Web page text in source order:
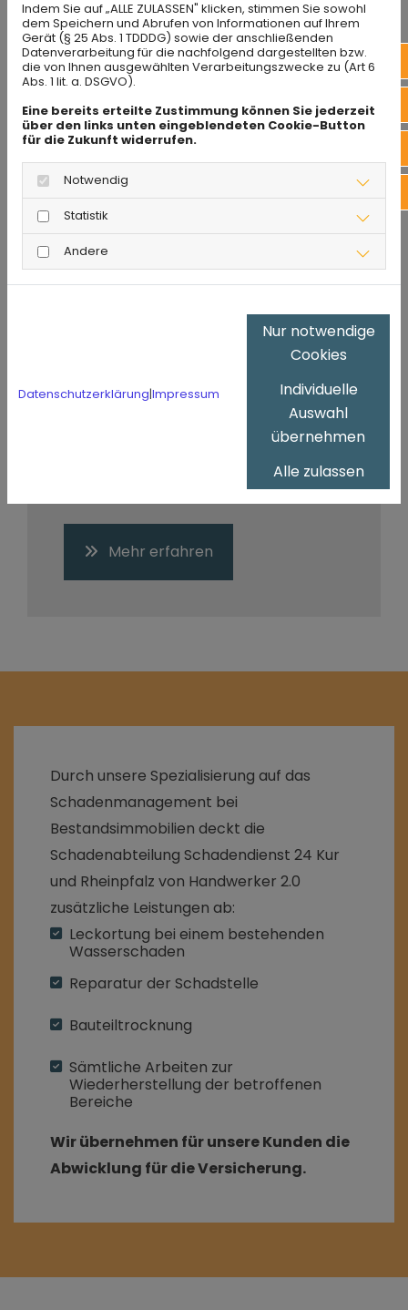
leistungsgerechte Bezahlung,
umfangreiche Sozialleistungen und
Mehr erfahren
Durch unsere Spezialisierung auf das
Schadenmanagement bei
Bestandsimmobilien deckt die
Schadenabteilung Schadendienst 24 Kur
und Rheinpfalz von Handwerker 2.0
zusätzliche Leistungen ab:
Leckortung bei einem bestehenden
Wasserschaden
Reparatur der Schadstelle
Bauteiltrocknung
Sämtliche Arbeiten zur
Wiederherstellung der betroffenen
Bereiche
Wir übernehmen für unsere Kunden die
Abwicklung für die Versicherung.
Indem Sie auf „ALLE ZULASSEN" klicken, stimmen Sie sowohl
dem Speichern und Abrufen von Informationen auf Ihrem
Gerät (§ 25 Abs. 1 TDDDG) sowie der anschließenden
Datenverarbeitung für die nachfolgend dargestellten bzw.
die von Ihnen ausgewählten Verarbeitungszwecke zu (Art 6
Abs. 1 lit. a. DSGVO).
Eine bereits erteilte Zustimmung können Sie jederzeit
über den links unten eingeblendeten Cookie-Button
für die Zukunft widerrufen.
Notwendig
Statistik
Andere
Datenschutzerklärung|Impressum
Nur notwendige
Cookies
Individuelle
Auswahl
übernehmen
Alle zulassen